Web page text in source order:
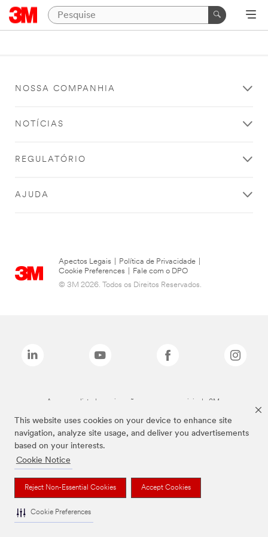
This website uses cookies on your device to enhance site
navigation, analyze site usage, and deliver you advertisements
based on your interests.
Cookie Notice
Reject Non-Essential Cookies Accept Cookies
Cookie Preferences
NOSSA COMPANHIA
NOTÍCIAS
REGULATÓRIO
AJUDA
Apectos Legais Política de Privacidade
Cookie Preferences
Fale com o DPO
© 3M 2026. Todos os Direitos Reservados.
As marcas listadas a cima são marcas comerciais da 3M.